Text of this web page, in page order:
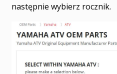
następnie wybierz rocznik.